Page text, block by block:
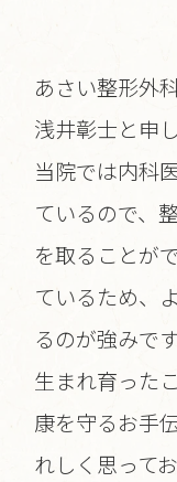
あさい整形外
浅井彰士と申し
当院では内科
ているので、
を取ることが
ているため、
るのが強みです
生まれ育った
康を守るお手
れしく思ってお